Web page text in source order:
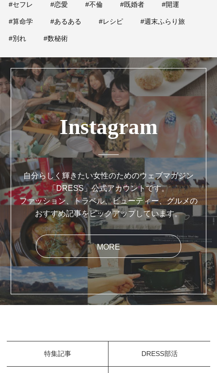
#セフレ #恋愛 #不倫 #既婚者 #開運
#算命学 #あるある #レシピ #週末ふらり旅
#別れ #数秘術
Instagram
自分らしく輝きたい女性のためのウェブマガジン
「DRESS」公式アカウントです。
ファッション、トラベル、ビューティー、グルメの
おすすめ記事をピックアップしています。
MORE
特集記事 DRESS部活